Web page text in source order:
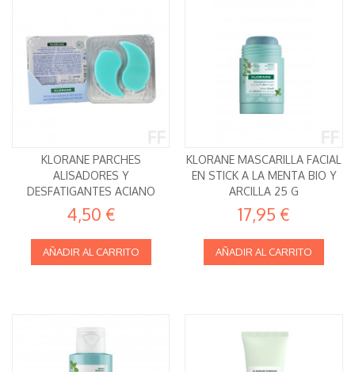
KLORANE PARCHES
ALISADORES Y
DESFATIGANTES ACIANO
4,50 €
AÑADIR AL CARRITO
KLORANE MASCARILLA FACIAL
EN STICK A LA MENTA BIO Y
ARCILLA 25 G
17,95 €
AÑADIR AL CARRITO